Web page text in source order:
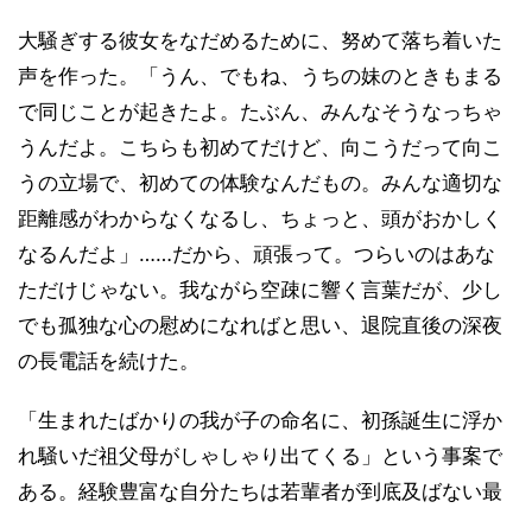
大騒ぎする彼女をなだめるために、努めて落ち着いた
声を作った。「うん、でもね、うちの妹のときもまる
で同じことが起きたよ。たぶん、みんなそうなっちゃ
うんだよ。こちらも初めてだけど、向こうだって向こ
うの立場で、初めての体験なんだもの。みんな適切な
距離感がわからなくなるし、ちょっと、頭がおかしく
なるんだよ」……だから、頑張って。つらいのはあな
ただけじゃない。我ながら空疎に響く言葉だが、少し
でも孤独な心の慰めになればと思い、退院直後の深夜
の長電話を続けた。
「生まれたばかりの我が子の命名に、初孫誕生に浮か
れ騒いだ祖父母がしゃしゃり出てくる」という事案で
ある。経験豊富な自分たちは若輩者が到底及ばない最